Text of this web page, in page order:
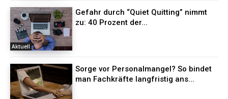
Aktuell
Gefahr durch “Quiet Quitting” nimmt
zu: 40 Prozent der...
Sorge vor Personalmangel? So bindet
man Fachkräfte langfristig ans...